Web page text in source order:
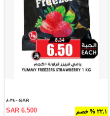
٢٢.١ % خصم
SAR ٨.٣٤٠
SAR 6.500